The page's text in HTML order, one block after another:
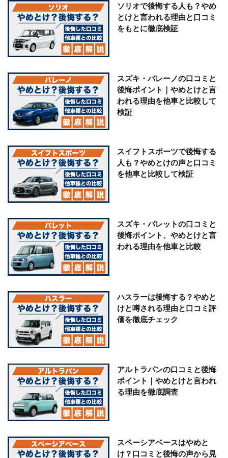
ソリオで後悔する人も？やめ
とけと言われる理由と口コミ
をもとに徹底検証
スズキ・バレーノの口コミと
後悔ポイント｜やめとけと言
われる理由を他車と比較して
検証
スイフトスポーツで後悔する
人も？やめとけの声と口コミ
を他車と比較して検証
スズキ・パレットの口コミと
後悔ポイント、やめとけと言
われる理由を他車と比較
ハスラーは後悔する？やめと
けと噂される理由と口コミ評
価を徹底チェック
アルトラパンの口コミと後悔
ポイント｜やめとけと言われ
る理由を徹底調査
スペーシアベースはやめと
け？口コミと後悔の声から見